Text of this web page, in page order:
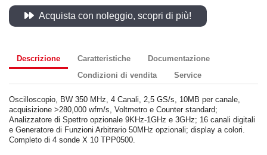
Acquista con noleggio, scopri di più!
Descrizione Caratteristiche
Documentazione
Condizioni di vendita
Service
Oscilloscopio, BW 350 MHz, 4 Canali, 2,5 GS/s, 10MB per canale,
acquisizione >280,000 wfm/s, Voltmetro e Counter standard;
Analizzatore di Spettro opzionale 9KHz-1GHz e 3GHz; 16 canali digitali
e Generatore di Funzioni Arbitrario 50MHz opzionali; display a colori.
Completo di 4 sonde X 10 TPP0500.